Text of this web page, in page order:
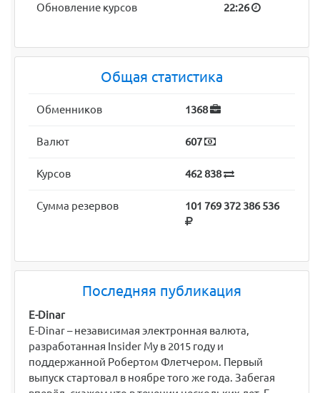
Обновление курсов 22:26
Общая статистика
Обменников 1368
Валют 607
Курсов 462 838
Сумма резервов 101 769 372 386 536
Последняя публикация
E-Dinar
E-Dinar – независимая электронная валюта,
разработанная Insider My в 2015 году и
поддержанной Робертом Флетчером. Первый
выпуск стартовал в ноябре того же года. Забегая